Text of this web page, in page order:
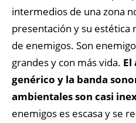
intermedios de una zona
presentación y su estética
de enemigos. Son
grandes y con más vida. El
genérico y la banda
ambientales son casi
enemigos es escasa y se